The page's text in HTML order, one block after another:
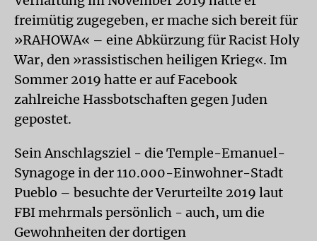
freimütig zugegeben, er mache sich bereit für
»RAHOWA« – eine Abkürzung für Racist Holy
War, den »rassistischen heiligen Krieg«. Im
Sommer 2019 hatte er auf Facebook
zahlreiche Hassbotschaften gegen Juden
gepostet.
Sein Anschlagsziel - die Temple-Emanuel-
Synagoge in der 110.000-Einwohner-Stadt
Pueblo – besuchte der Verurteilte 2019 laut
FBI mehrmals persönlich - auch, um die
Gewohnheiten der dortigen